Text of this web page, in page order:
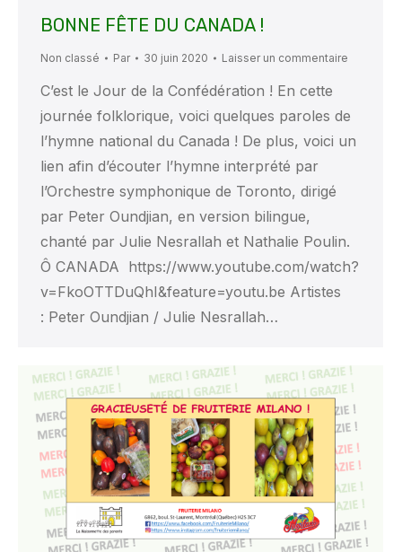
BONNE FÊTE DU CANADA !
Non classé Par 30 juin 2020 Laisser un commentaire
C’est le Jour de la Confédération ! En cette
journée folklorique, voici quelques paroles de
l’hymne national du Canada ! De plus, voici un
lien afin d’écouter l’hymne interprété par
l’Orchestre symphonique de Toronto, dirigé
par Peter Oundjian, en version bilingue,
chanté par Julie Nesrallah et Nathalie Poulin.
Ô CANADA https://www.youtube.com/watch?
v=FkoOTTDuQhI&feature=youtu.be Artistes
: Peter Oundjian / Julie Nesrallah…